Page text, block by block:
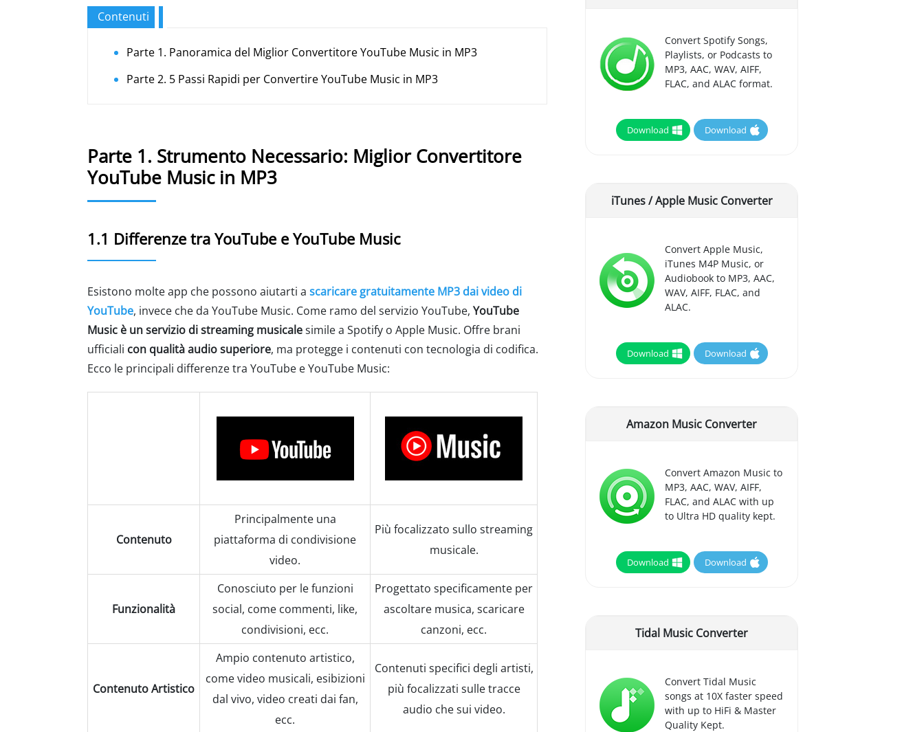
Contenuti
Parte 1. Panoramica del Miglior Convertitore YouTube Music in MP3
Parte 2. 5 Passi Rapidi per Convertire YouTube Music in MP3
Parte 1. Strumento Necessario: Miglior Convertitore
YouTube Music in MP3
1.1 Differenze tra YouTube e YouTube Music
Esistono molte app che possono aiutarti a scaricare gratuitamente MP3 dai video di
YouTube, invece che da YouTube Music. Come ramo del servizio YouTube, YouTube
Music è un servizio di streaming musicalesimile a Spotify o Apple Music. Offre brani
ufficiali con qualità audio superiore, ma protegge i contenuti con tecnologia di codifica.
Ecco le principali differenze tra YouTube e YouTube Music:
Contenuto
Principalmente una
piattaforma di condivisione
video.
Più focalizzato sullo streaming
musicale.
Funzionalità
Conosciuto per le funzioni
social, come commenti, like,
condivisioni, ecc.
Progettato specificamente per
ascoltare musica, scaricare
canzoni, ecc.
Contenuto Artistico
Ampio contenuto artistico,
come video musicali, esibizioni
dal vivo, video creati dai fan,
ecc.
Contenuti specifici degli artisti,
più focalizzati sulle tracce
audio che sui video.
Convert Spotify Songs,
Playlists, or Podcasts to
MP3, AAC, WAV, AIFF,
FLAC, and ALAC format.
Download Download
iTunes / Apple Music Converter
Convert Apple Music,
iTunes M4P Music, or
Audiobook to MP3, AAC,
WAV, AIFF, FLAC, and
ALAC.
Download Download
Amazon Music Converter
Convert Amazon Music to
MP3, AAC, WAV, AIFF,
FLAC, and ALAC with up
to Ultra HD quality kept.
Download Download
Tidal Music Converter
Convert Tidal Music
songs at 10X faster speed
with up to HiFi & Master
Quality Kept.